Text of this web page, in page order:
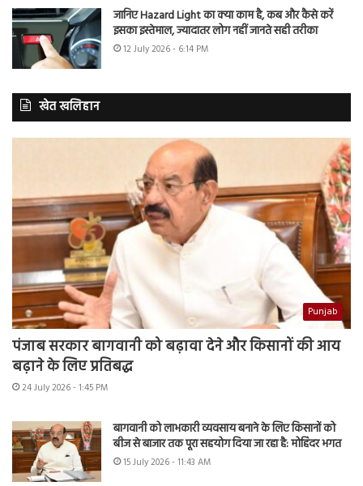
जानिए Hazard Light का क्या काम है, कब और कैसे करें
इसका इस्तेमाल, ज्यादातर लोग नहीं जानते सही तरीका
12 July 2026 - 6:14 PM
खेत खलिहान
Punjab
पंजाब सरकार बागवानी को बढ़ावा देने और किसानों की आय
बढ़ाने के लिए प्रतिबद्ध
24 July 2026 - 1:45 PM
बागवानी को लाभकारी व्यवसाय बनाने के लिए किसानों को
बीज से बाजार तक पूरा सहयोग दिया जा रहा है: मोहिंदर भगत
15 July 2026 - 11:43 AM